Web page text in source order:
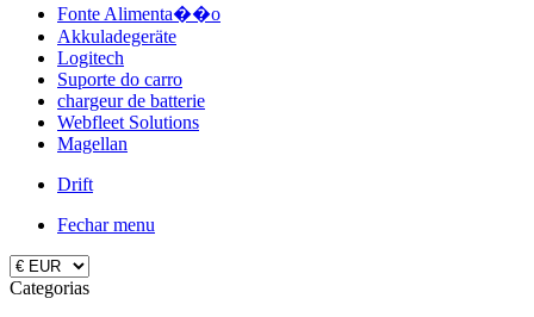
Fonte Alimenta��o
Akkuladegeräte
Logitech
Suporte do carro
chargeur de batterie
Webfleet Solutions
Magellan
Drift
Fechar menu
Categorias